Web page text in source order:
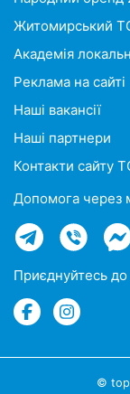
Житомирський
Академія
Реклама на сайті
Наші вакансії
Наші партнери
Контакти сайту
Допомога через
Приєднуйтесь до
©